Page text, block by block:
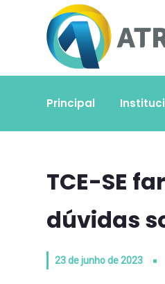
Principal
TCE-SE
dúvidas
23 de junho de 2023